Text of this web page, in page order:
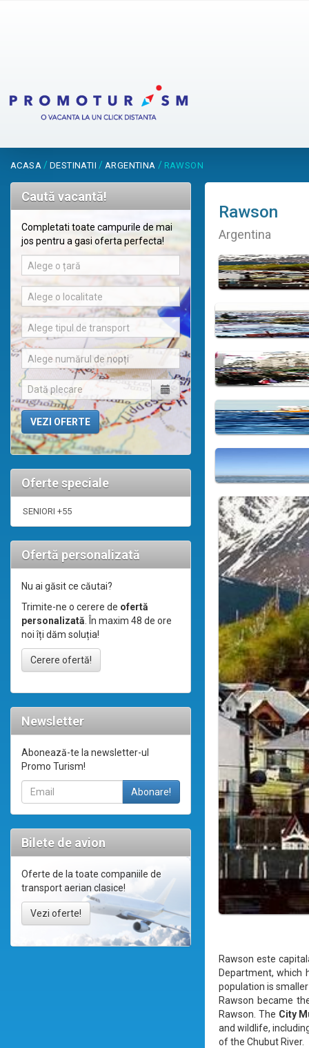
ACASA / DESTINATII / ARGENTINA / RAWSON
Caută vacantă!
Completati toate campurile de mai
jos pentru a gasi oferta perfecta!
Alege o țară
Alege o localitate
Alege tipul de transport
Alege numărul de nopți
Oferte speciale
SENIORI +55
Ofertă personalizată
Nu ai găsit ce căutai?
Trimite-ne o cerere de ofertă
personalizată. În maxim 48 de ore
noi îți dăm soluția!
Cerere ofertă!
Newsletter
Abonează-te la newsletter-ul
Promo Turism!
Bilete de avion
Oferte de la toate companiile de
transport aerian clasice!
Vezi oferte!
Rawson
Argentina
Rawson este
Department, which
population is
Rawson became
Rawson. The City
and wildlife,
of the Chubut River.